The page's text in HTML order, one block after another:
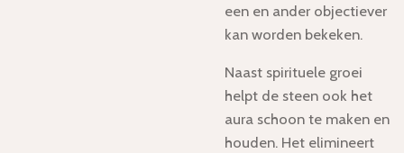
een en ander objectiever
kan worden bekeken.
Naast spirituele groei
helpt de steen ook het
aura schoon te maken en
houden. Het elimineert